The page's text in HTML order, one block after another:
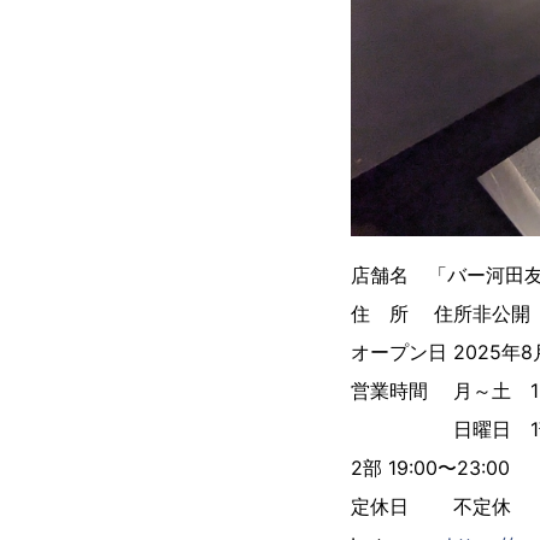
店舗名 「バー河田
住 所 住所非公開
オープン日 2025年8
営業時間 月～土
日曜日 1部
2部 19:00〜23:00
定休日 不定休